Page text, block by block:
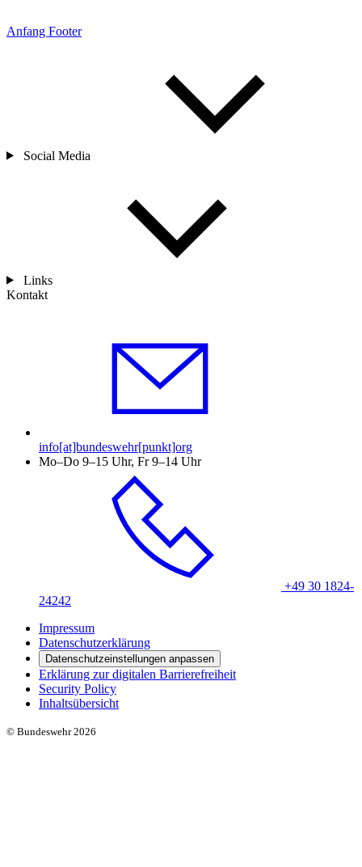
Anfang Footer
Social Media
Links
Kontakt
info[at]bundeswehr[punkt]org
Mo–Do 9–15 Uhr, Fr 9–14 Uhr
+49 30 1824-
24242
Impressum
Datenschutzerklärung
Datenschutzeinstellungen anpassen
Erklärung zur digitalen Barrierefreiheit
Security Policy
Inhaltsübersicht
© Bundeswehr 2026